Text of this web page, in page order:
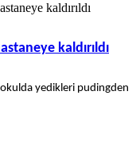
kaldırıldı
kaldırıldı
okulda yedikleri pudingden